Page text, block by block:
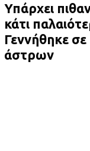
Υπάρχει
κάτι
Γεννήθηκε σε
άστρων